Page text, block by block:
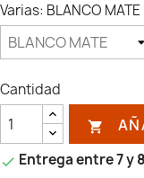
Varias: BLANCO MATE
Cantidad

 Entrega entre 7 y